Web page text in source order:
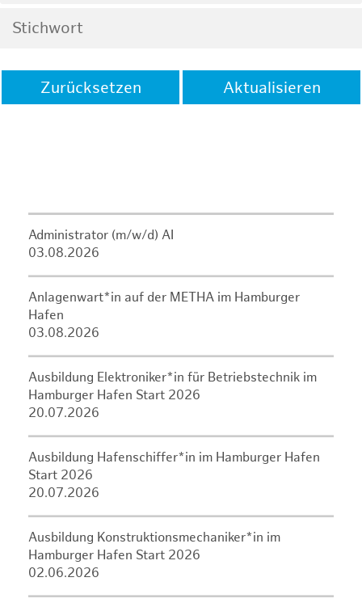
Zurücksetzen Aktualisieren
Administrator (m/w/d) AI
03.08.2026
Anlagenwart*in auf der METHA im Hamburger
Hafen
03.08.2026
Ausbildung Elektroniker*in für Betriebstechnik im
Hamburger Hafen Start 2026
20.07.2026
Ausbildung Hafenschiffer*in im Hamburger Hafen
Start 2026
20.07.2026
Ausbildung Konstruktionsmechaniker*in im
Hamburger Hafen Start 2026
02.06.2026